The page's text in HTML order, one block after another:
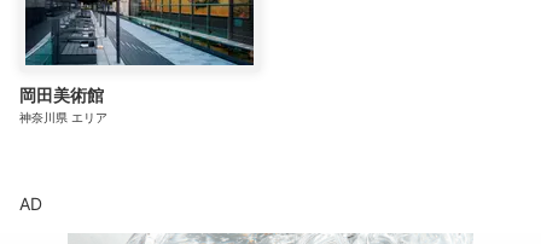
岡田美術館
神奈川県 エリア
AD